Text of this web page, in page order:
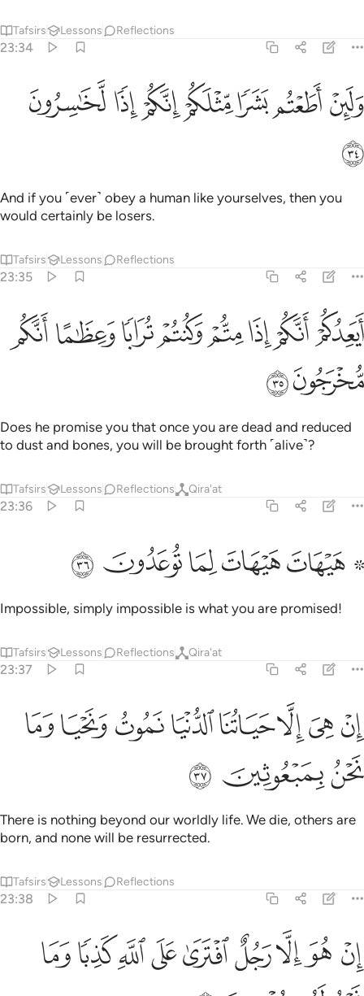
Tafsirs Lessons Reflections
23:34
ولين اطعتم بشرا مثلكم انكم اذا لخاسرون ٣٤
وَلَئِنْ أَطَعْتُم بَشَرًۭا مِّثْلَكُمْ إِنَّكُمْ إِذًۭا لَّخَـٰسِرُونَ ٣٤
ﲓﲔﲕﲖﲗﲘﲙ
ﲚ
And if you ˹ever˺ obey a human like yourselves, then you
would certainly be losers.
Tafsirs Lessons Reflections
23:35
ايعدكم انكم اذا متم وكنتم ترابا وعظاما انكم مخرجون ٣٥
أَيَعِدُكُمْ أَنَّكُمْ إِذَا مِتُّمْ وَكُنتُمْ تُرَابًۭا وَعِظَـٰمًا أَنَّكُم مُّخْرَجُونَ ٣٥
ﲛﲜﲝﲞﲟﲠﲡﲢ
ﲣﲤ
Does he promise you that once you are dead and reduced
to dust and bones, you will be brought forth ˹alive˺?
Tafsirs Lessons Reflections Qira'at
23:36
۞ هيهات هيهات لما توعدون ٣٦
۞ هَيْهَاتَ هَيْهَاتَ لِمَا تُوعَدُونَ ٣٦
ﲥ ﲦﲧﲨﲩ ﲪ
Impossible, simply impossible is what you are promised!
Tafsirs Lessons Reflections Qira'at
23:37
ان هي الا حياتنا الدنيا نموت ونحيا وما نحن بمبعوثين ٣٧
إِنْ هِىَ إِلَّا حَيَاتُنَا ٱلدُّنْيَا نَمُوتُ وَنَحْيَا وَمَا نَحْنُ بِمَبْعُوثِينَ ٣٧
ﲫﲬﲭﲮﲯﲰﲱﲲ
ﲳﲴ ﲵ
There is nothing beyond our worldly life. We die, others are
born, and none will be resurrected.
Tafsirs Lessons Reflections
23:38
ان هو الا رجل افترى على الله كذبا وما نحن له بمومنين ٣٨
إِنْ هُوَ إِلَّا رَجُلٌ ٱفْتَرَىٰ عَلَى ٱللَّهِ كَذِبًۭا وَمَا نَحْنُ لَهُۥ بِمُؤْمِنِينَ ٣٨
ﲶ ﲷﲸﲹﲺﲻﲼﲽﲾ